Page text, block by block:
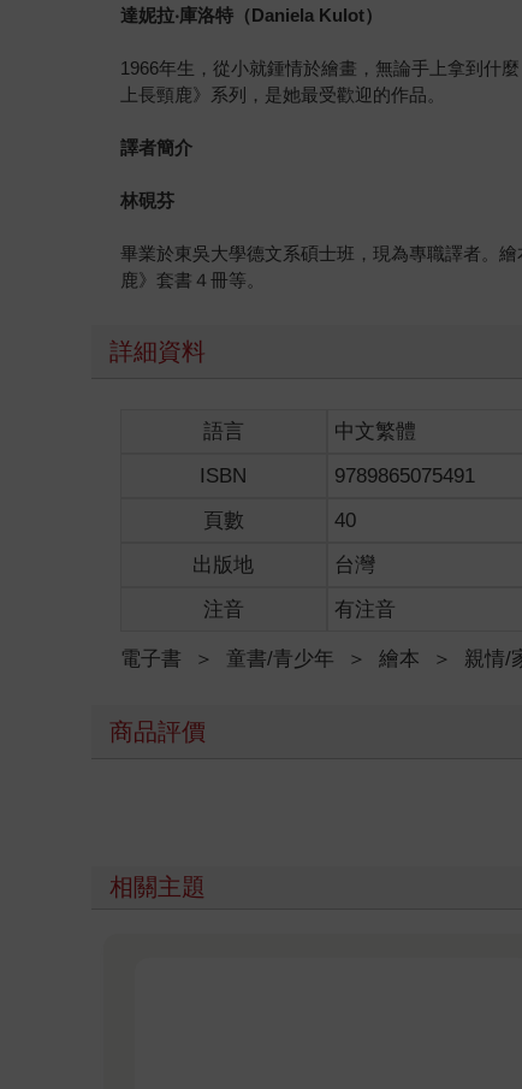
達妮拉‧庫洛特（Daniela Kulot）
1966年生，從小就鍾情於繪畫，無論手上拿到什
上長頸鹿》系列，是她最受歡迎的作品。
譯者簡介
林硯芬
畢業於東吳大學德文系碩士班，現為專職譯者。
鹿》套書４冊等。
詳細資料
語言 中文繁體
ISBN
9789865075491
頁數
40
出版地
台灣
注音
有注音
電子書 ＞ 童書/青少年 ＞ 繪本 ＞ 親情/
商品評價
相關主題